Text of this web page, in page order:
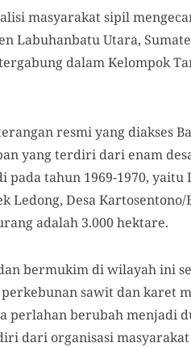
masyarakat sipil
Labuhanbatu Utara,
dalam Kelompok
resmi yang diakses
yang terdiri dari enam
tahun 1969-1970, yaitu
Ledong, Desa
adalah 3.000 hektare.
bermukim di wilayah ini
sawit dan karet
perlahan berubah menjadi
dari organisasi